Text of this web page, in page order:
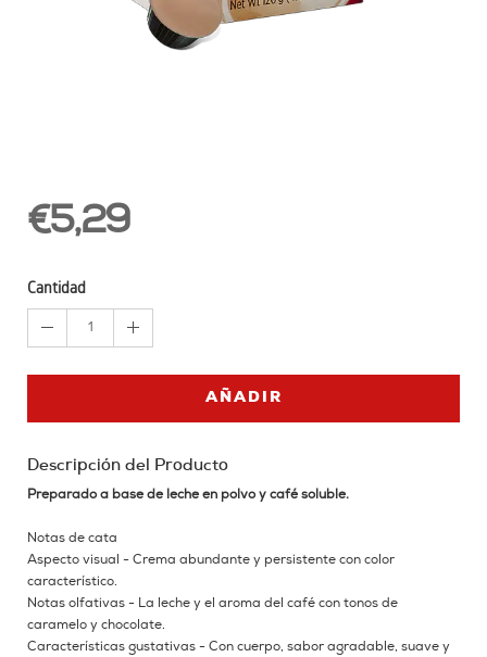
€5,29
Cantidad
1
AÑADIR
Descripción del Producto
Preparado a base de leche en polvo y café soluble.
Notas de cata
Aspecto visual - Crema abundante y persistente con color
característico.
Notas olfativas - La leche y el aroma del café con tonos de
caramelo y chocolate.
Características gustativas - Con cuerpo, sabor agradable, suave y